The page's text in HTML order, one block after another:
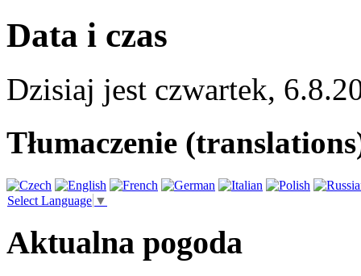
Data i czas
Dzisiaj jest czwartek,
Tłumaczenie
Select Language ▼
Aktualna pogoda